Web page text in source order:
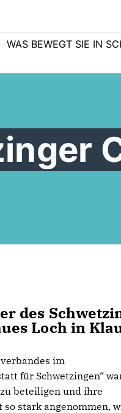
WAS BEWEGT SIE IN
des
Loch in
im
für Schwetzingen“
beteiligen und ihre
stark angenommen,